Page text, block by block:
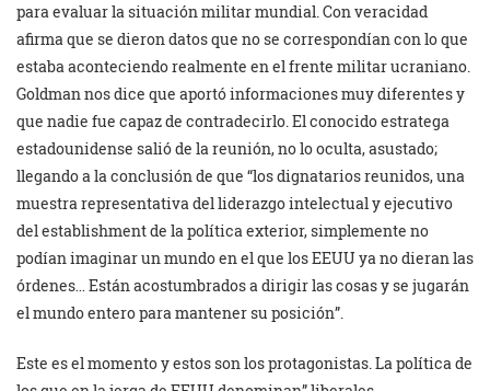
para evaluar la situación militar mundial. Con veracidad
afirma que se dieron datos que no se correspondían con lo que
estaba aconteciendo realmente en el frente militar ucraniano.
Goldman nos dice que aportó informaciones muy diferentes y
que nadie fue capaz de contradecirlo. El conocido estratega
estadounidense salió de la reunión, no lo oculta, asustado;
llegando a la conclusión de que “los dignatarios reunidos, una
muestra representativa del liderazgo intelectual y ejecutivo
del establishment de la política exterior, simplemente no
podían imaginar un mundo en el que los EEUU ya no dieran las
órdenes… Están acostumbrados a dirigir las cosas y se jugarán
el mundo entero para mantener su posición”.
Este es el momento y estos son los protagonistas. La política de